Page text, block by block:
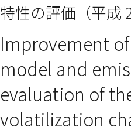
ドウで開きます）
ンドウで開きます）
ウインドウで開きます）
特性の評価（平成
Improvement
model and
evaluation of
volatilization